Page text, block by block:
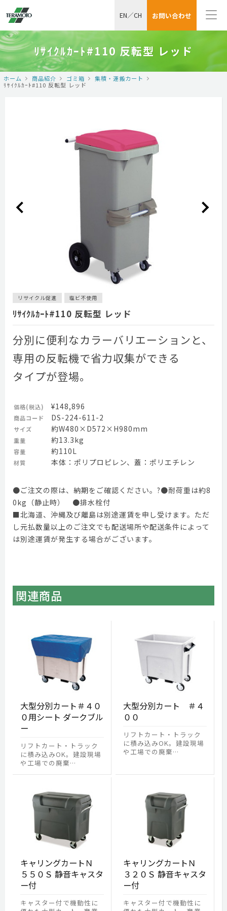
お問い合わせ
EN／CH
ﾘｻｲｸﾙｶｰﾄ#110 反転型 レッド
ホーム 商品紹介 ゴミ箱
集積・運搬カート
ﾘｻｲｸﾙｶｰﾄ#110 反転型 レッド
リサイクル促進 塩ビ不使用
ﾘｻｲｸﾙｶｰﾄ#110 反転型 レッド
分別に便利なカラーバリエーションと、
専用の反転機で省力収集ができる
タイプが登場。
価格(税込) ¥148,896
商品コード DS-224-611-2
サイズ 約W480×D572×H980mm
重量 約13.3kg
容量 約110L
材質 本体：ポリプロピレン、蓋：ポリエチレン
●ご注文の際は、納期をご確認ください。?●耐荷重は約8
0kg（静止時） ●排水栓付
■北海道、沖縄及び離島は別途運賃を申し受けます。ただ
し元払数量以上のご注文でも配送場所や配送条件によって
は別途運賃が発生する場合がございます。
関連商品
大型分別カート＃４０
０用シート ダークブル
ー
リフトカート・トラック
に積み込みOK。建設現場
や工場での廃棄…
大型分別カート ＃４
００
リフトカート・トラック
に積み込みOK。建設現場
や工場での廃棄…
キャリングカートＮ
５５０Ｓ 静音キャスタ
ー付
キャスター付で機動性に
キャリングカートＮ
３２０Ｓ 静音キャスタ
ー付
キャスター付で機動性に